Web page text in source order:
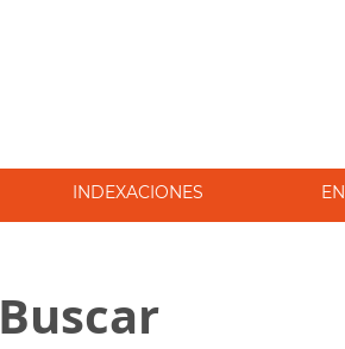
INDEXACIONES
Buscar